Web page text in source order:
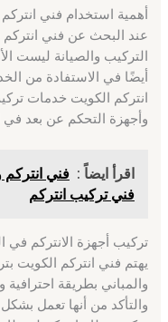
أهمية استخدام فني
عند البحث عن فني
التركيب والصيانة ليست
أيضًا في الاستفادة من
انتركم الكويت خدمات
وأجهزة التحكم عن بعد في
اقرأ ايضاً :
فني تركيب انتركم
تركيب أجهزة الانتركم في
يهتم فني انتركم الكويت
والمباني بطريقة
والتأكد من أنها تعمل